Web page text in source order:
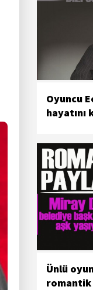
Oyuncu
Ünlü
romantik